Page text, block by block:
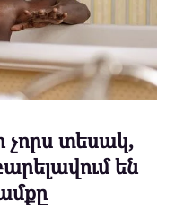
տեսակ,
են